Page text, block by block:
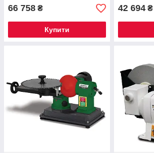
66 758 ₴
Купити
42 694 ₴